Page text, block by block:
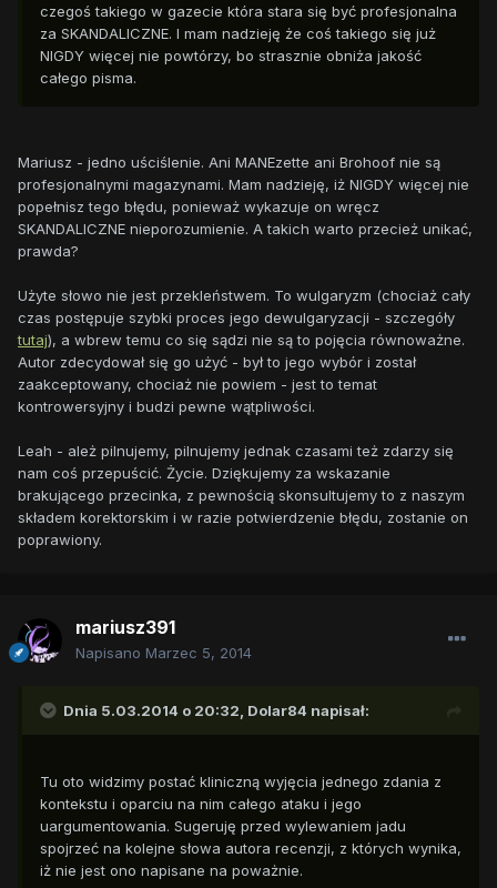
czegoś takiego w gazecie która stara się być profesjonalna
za SKANDALICZNE. I mam nadzieję że coś takiego się już
NIGDY więcej nie powtórzy, bo strasznie obniża jakość
całego pisma.
Mariusz - jedno uściślenie. Ani MANEzette ani Brohoof nie są
profesjonalnymi magazynami. Mam nadzieję, iż NIGDY więcej nie
popełnisz tego błędu, ponieważ wykazuje on wręcz
SKANDALICZNE nieporozumienie. A takich warto przecież unikać,
prawda?
Użyte słowo nie jest przekleństwem. To wulgaryzm (chociaż cały
czas postępuje szybki proces jego dewulgaryzacji - szczegóły
tutaj), a wbrew temu co się sądzi nie są to pojęcia równoważne.
Autor zdecydował się go użyć - był to jego wybór i został
zaakceptowany, chociaż nie powiem - jest to temat
kontrowersyjny i budzi pewne wątpliwości.
Leah - ależ pilnujemy, pilnujemy jednak czasami też zdarzy się
nam coś przepuścić. Życie. Dziękujemy za wskazanie
brakującego przecinka, z pewnością skonsultujemy to z naszym
składem korektorskim i w razie potwierdzenie błędu, zostanie on
poprawiony.
mariusz391
Napisano Marzec 5, 2014
Dnia 5.03.2014 o 20:32, Dolar84 napisał:
Tu oto widzimy postać kliniczną wyjęcia jednego zdania z
kontekstu i oparciu na nim całego ataku i jego
uargumentowania. Sugeruję przed wylewaniem jadu
spojrzeć na kolejne słowa autora recenzji, z których wynika,
iż nie jest ono napisane na poważnie.